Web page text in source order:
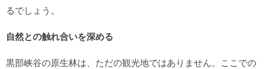
るでしょう。
自然との触れ合いを深める
黒部峡谷の原生林は、ただの観光地ではありません。ここでの